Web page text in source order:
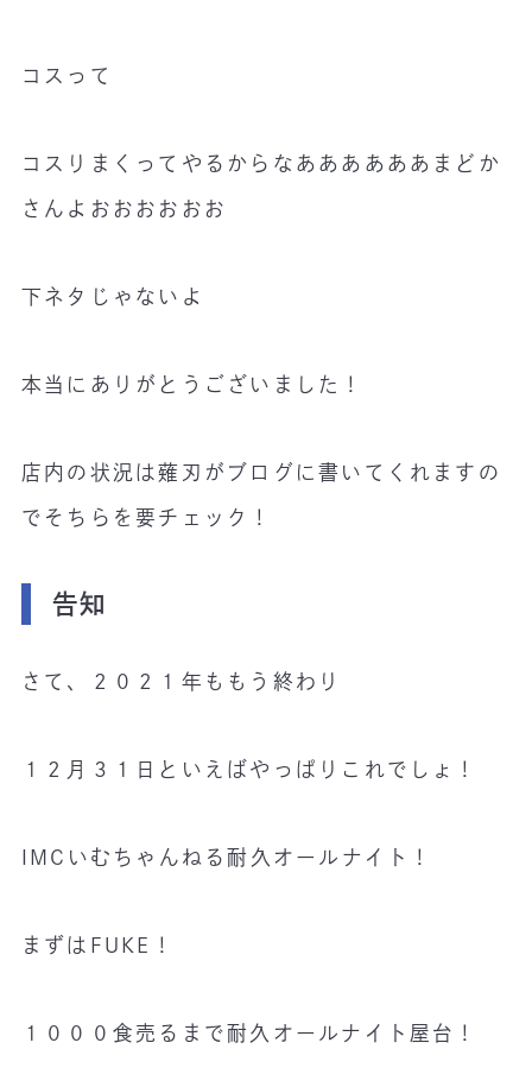
コスって
コスりまくってやるからなああああああまどか
さんよおおおおおお
下ネタじゃないよ
本当にありがとうございました！
店内の状況は薙刃がブログに書いてくれますの
でそちらを要チェック！
告知
さて、２０２１年ももう終わり
１２月３１日といえばやっぱりこれでしょ！
IMCいむちゃんねる耐久オールナイト！
まずはFUKE！
１０００食売るまで耐久オールナイト屋台！